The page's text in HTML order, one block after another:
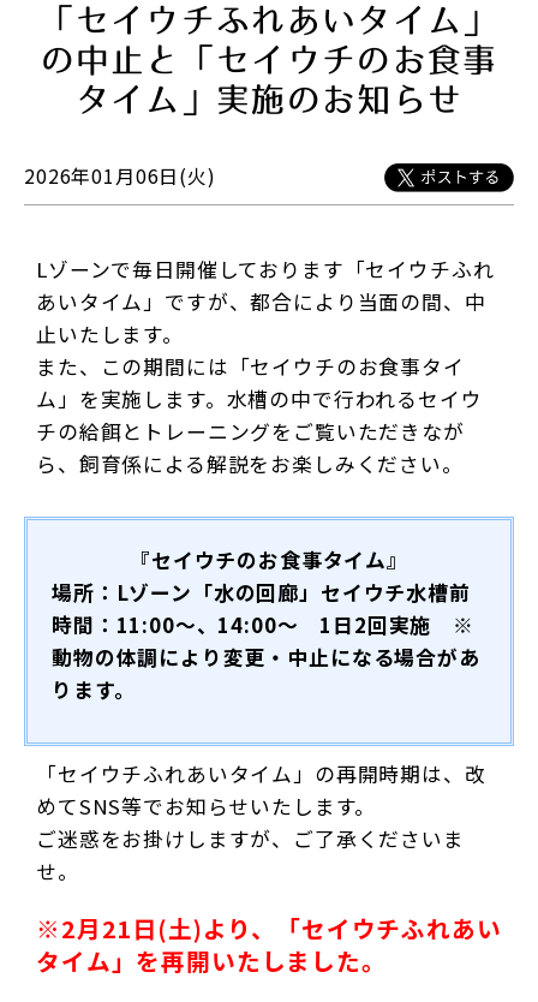
「セイウチふれあいタイム」
の中止と「セイウチのお食事
タイム」実施のお知らせ
2026年01月06日(火)
Lゾーンで毎日開催しております 「セイウチふれ
あいタイム」ですが、都合により当面の間、中
止いたします。
また、この期間には「セイウチのお食事タイ
ム」を実施します。水槽の中で行われるセイウ
チの給餌とトレーニングをご覧いただきなが
ら、飼育係による解説をお楽しみください。
『セイウチのお食事タイム』
場所：Lゾーン「水の回廊」セイウチ水槽前
時間：11:00～、14:00～ 1日2回実施 ※
動物の体調により変更・中止になる場合があ
ります。
「セイウチふれあいタイム」の再開時期は、改
めてSNS等でお知らせいたします。
ご迷惑をお掛けしますが、ご了承くださいま
せ。
※2月21日(土)より、「セイウチふれあい
タイム」を再開いたしました。